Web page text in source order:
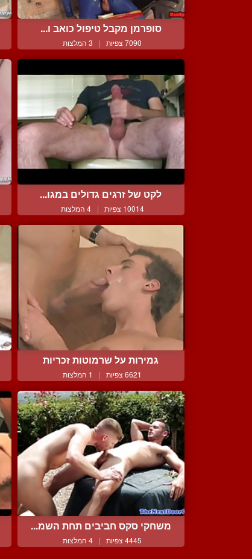
סופרמן מקבל טיפול כואב ו...
7090 צפיות | 3 המלצות
לקט של זרגים גדולים במגו...
10014 צפיות | 4 המלצות
גמירות על שרמוטות זכריות
6621 צפיות | 1 המלצות
משחקי סקס חביבים תחת השמ...
4445 צפיות | 4 המלצות